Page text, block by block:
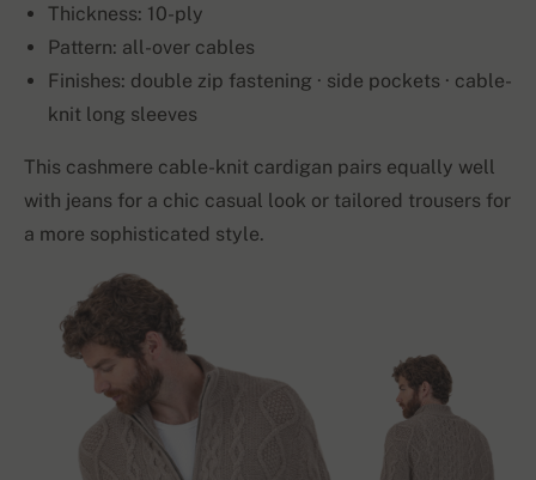
Thickness: 10-ply
Pattern: all-over cables
Finishes: double zip fastening · side pockets · cable-
knit long sleeves
This cashmere cable-knit cardigan pairs equally well
with jeans for a chic casual look or tailored trousers for
a more sophisticated style.